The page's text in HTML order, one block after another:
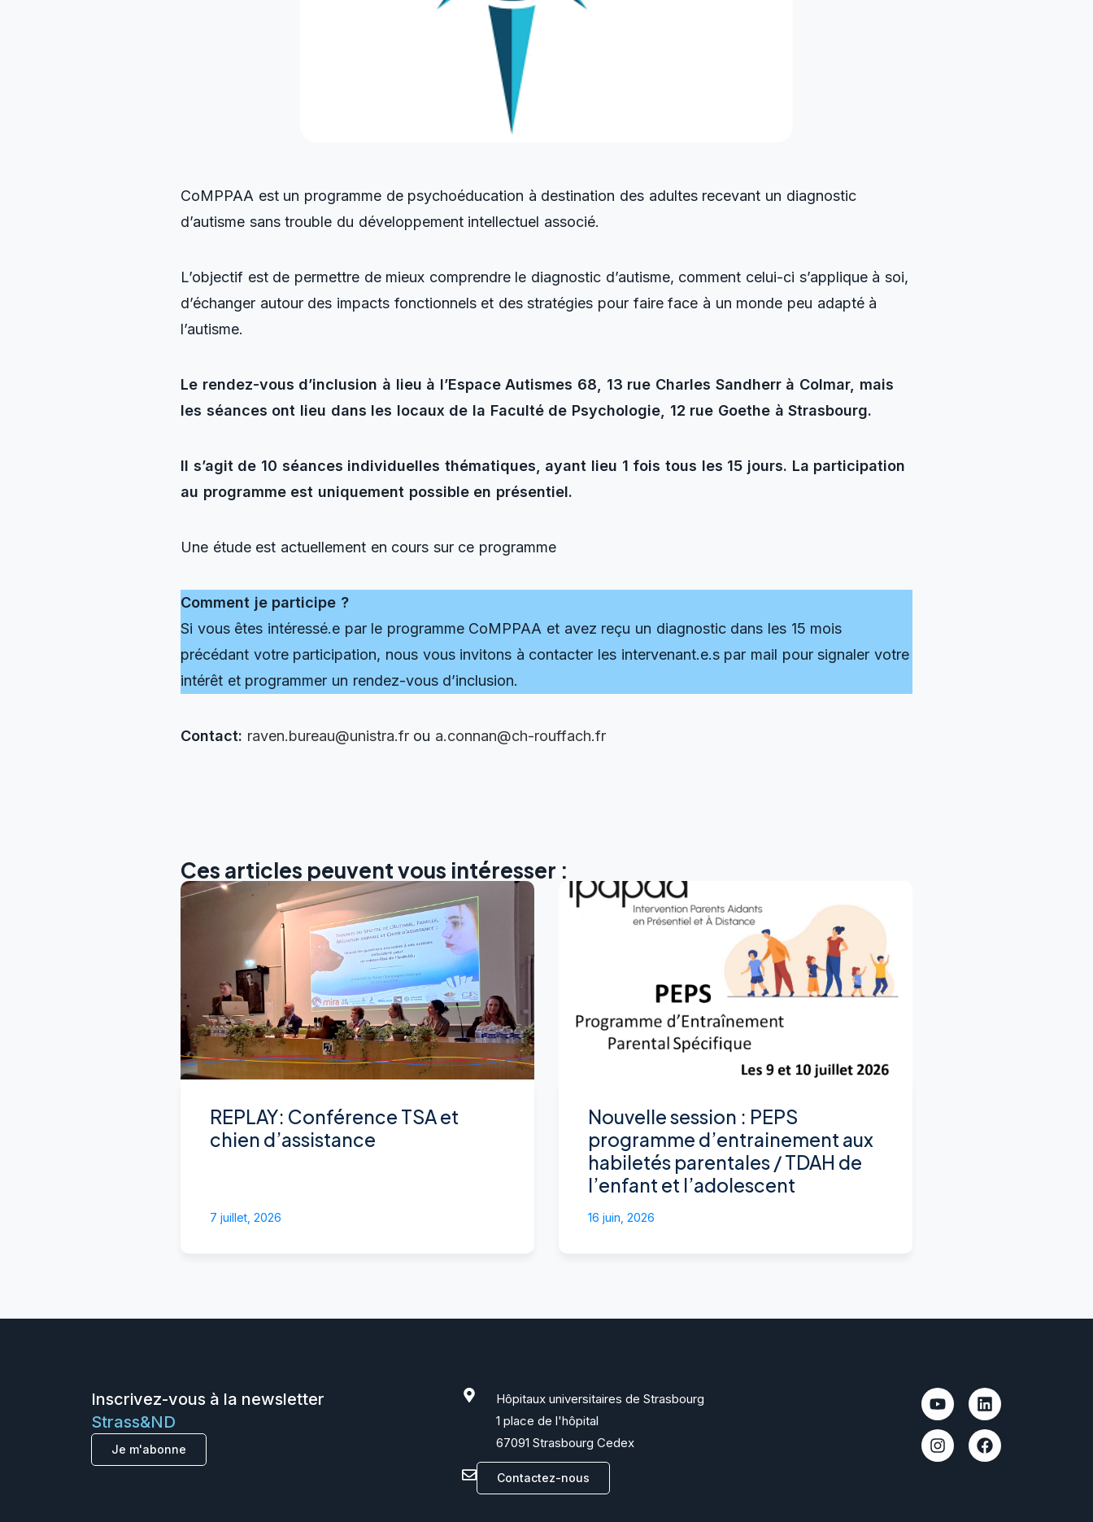
CoMPPAA est un programme de psychoéducation à destination des adultes recevant un diagnostic
d’autisme sans trouble du développement intellectuel associé.
L’objectif est de permettre de mieux comprendre le diagnostic d’autisme, comment celui-ci s’applique à soi,
d’échanger autour des impacts fonctionnels et des stratégies pour faire face à un monde peu adapté à
l’autisme.
Le rendez-vous d’inclusion à lieu à l’Espace Autismes 68, 13 rue Charles Sandherr à Colmar, mais
les séances ont lieu dans les locaux de la Faculté de Psychologie, 12 rue Goethe à Strasbourg.
Il s’agit de 10 séances individuelles thématiques, ayant lieu 1 fois tous les 15 jours. La participation
au programme est uniquement possible en présentiel.
Une étude est actuellement en cours sur ce programme
Comment je participe ?
Si vous êtes intéressé.e par le programme CoMPPAA et avez reçu un diagnostic dans les 15 mois
précédant votre participation, nous vous invitons à contacter les intervenant.e.s par mail pour signaler votre
intérêt et programmer un rendez-vous d’inclusion.
Contact: raven.bureau@unistra.frou a.connan@ch-rouffach.fr
Ces articles peuvent vous intéresser :
REPLAY: Conférence TSA et
chien d’assistance
7 juillet, 2026
Nouvelle session : PEPS
programme d’entrainement aux
habiletés parentales / TDAH de
l’enfant et l’adolescent
16 juin, 2026
Inscrivez-vous à la newsletter
Strass&ND
Je m'abonne
Hôpitaux universitaires de Strasbourg
1 place de l'hôpital
67091 Strasbourg Cedex
Contactez-nous